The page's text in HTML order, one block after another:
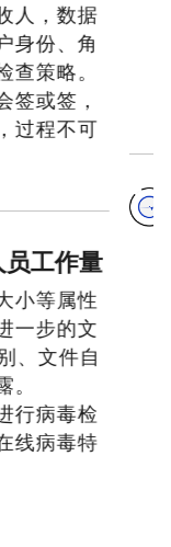
人，数据
身份、角
查策略。
签或签，
过程不可
工作量
小等属性
一步的文
、文件自
。
行病毒检
线病毒特